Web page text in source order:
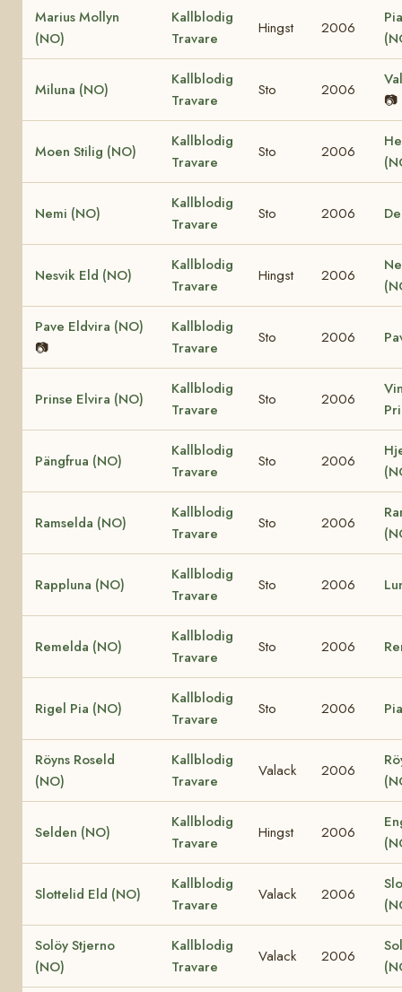
Marius Mollyn
(NO)
Kallblodig
Travare
Hingst 2006
Miluna (NO)
Kallblodig
Travare
Sto 2006
📷
Moen Stilig (NO)
Kallblodig
Travare
Sto 2006
Nemi (NO)
Kallblodig
Travare
Sto 2006
Nesvik Eld (NO)
Kallblodig
Travare
Hingst 2006
Pave Eldvira (NO)
📷
Kallblodig
Travare
Sto 2006
Prinse Elvira (NO)
Kallblodig
Travare
Sto 2006
Pängfrua (NO)
Kallblodig
Travare
Sto 2006
Ramselda (NO)
Kallblodig
Travare
Sto 2006
Rappluna (NO)
Kallblodig
Travare
Sto 2006
Remelda (NO)
Kallblodig
Travare
Sto 2006
Rigel Pia (NO)
Kallblodig
Travare
Sto 2006
Röyns Roseld
(NO)
Kallblodig
Travare
Valack 2006
Selden (NO)
Kallblodig
Travare
Hingst 2006
Slottelid Eld (NO)
Kallblodig
Travare
Valack 2006
Solöy Stjerno
(NO)
Kallblodig
Travare
Valack 2006